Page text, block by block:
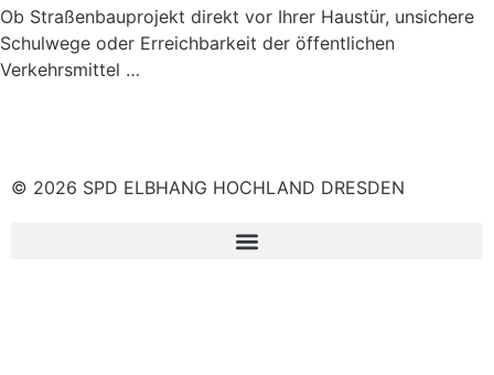
Ob Straßenbauprojekt direkt vor Ihrer Haustür, unsichere
Schulwege oder Erreichbarkeit der öffentlichen
Verkehrsmittel …
© 2026 SPD ELBHANG HOCHLAND DRESDEN